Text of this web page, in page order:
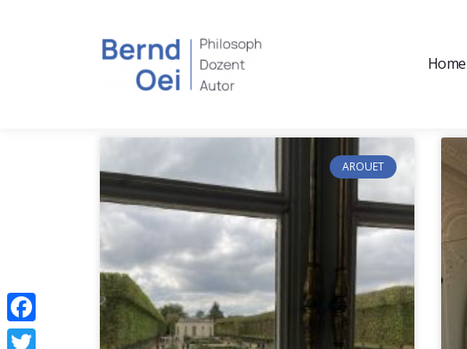
Home
AROUET
Facebook